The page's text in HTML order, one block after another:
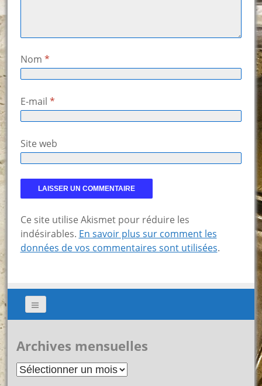
Nom *
E-mail *
Site web
Ce site utilise Akismet pour réduire les
indésirables. En savoir plus sur comment les
données de vos commentaires sont utilisées.
Archives mensuelles
Archives